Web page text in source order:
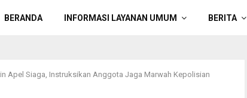
BERANDA INFORMASI LAYANAN UMUM BERITA
Apel Siaga, Instruksikan Anggota Jaga Marwah Kepolisian